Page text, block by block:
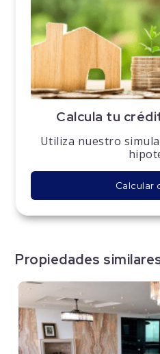
Calcula tu
Utiliza nuestro
Calcular
Propiedades